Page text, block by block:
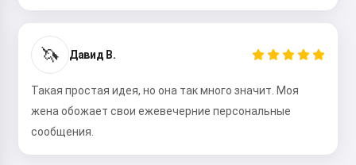
🦄 Давид В.
Такая простая идея, но она так много значит. Моя
жена обожает свои ежевечерние персональные
сообщения.